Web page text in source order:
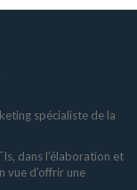
spécialiste de la
dans l’élaboration et
vue d’offrir une